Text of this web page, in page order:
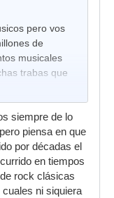
pero vos
de
musicales
trabas que
siempre de lo
piensa en que
por décadas el
en tiempos
rock clásicas
ni siquiera